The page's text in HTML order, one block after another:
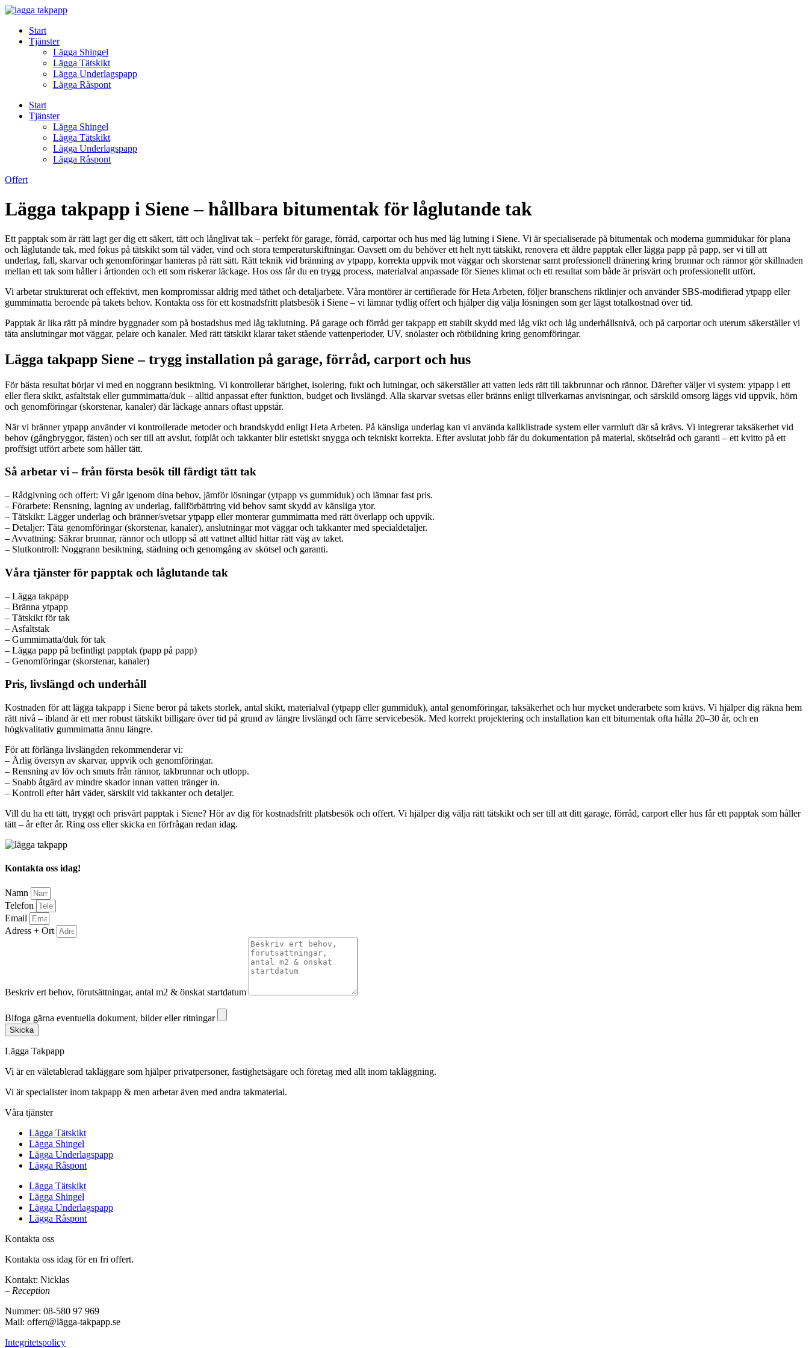
Skip
contentStart
Tjänster
Lägga Shingel
Lägga Tätskikt
Lägga Underlagspapp
Lägga Råspont
Start
Tjänster
Lägga Shingel
Lägga Tätskikt
Lägga Underlagspapp
Lägga Råspont
Offert
Lägga takpapp i Siene – hållbara bitumentak för låglutande tak
Ett papptak som är rätt lagt ger dig ett säkert, tätt och långlivat tak – perfekt för garage, förråd, carportar och hus med låg lutning i Siene. Vi är specialiserade på bitumentak och moderna gummidukar för plana
och låglutande tak, med fokus på tätskikt som tål väder, vind och stora temperaturskiftningar. Oavsett om du behöver ett helt nytt tätskikt, renovera ett äldre papptak eller lägga papp på papp, ser vi till att
underlag, fall, skarvar och genomföringar hanteras på rätt sätt. Rätt teknik vid bränning av ytpapp, korrekta uppvik mot väggar och skorstenar samt professionell dränering kring brunnar och rännor gör skillnaden
mellan ett tak som håller i årtionden och ett som riskerar läckage. Hos oss får du en trygg process, materialval anpassade för Sienes klimat och ett resultat som både är prisvärt och professionellt utfört.
Vi arbetar strukturerat och effektivt, men kompromissar aldrig med täthet och detaljarbete. Våra montörer är certifierade för Heta Arbeten, följer branschens riktlinjer och använder SBS-modifierad ytpapp eller
gummimatta beroende på takets behov. Kontakta oss för ett kostnadsfritt platsbesök i Siene – vi lämnar tydlig offert och hjälper dig välja lösningen som ger lägst totalkostnad över tid.
Papptak är lika rätt på mindre byggnader som på bostadshus med låg taklutning. På garage och förråd ger takpapp ett stabilt skydd med låg vikt och låg underhållsnivå, och på carportar och uterum säkerställer vi
täta anslutningar mot väggar, pelare och kanaler. Med rätt tätskikt klarar taket stående vattenperioder, UV, snölaster och rötbildning kring genomföringar.
Lägga takpapp Siene – trygg installation på garage, förråd, carport och hus
För bästa resultat börjar vi med en noggrann besiktning. Vi kontrollerar bärighet, isolering, fukt och lutningar, och säkerställer att vatten leds rätt till takbrunnar och rännor. Därefter väljer vi system: ytpapp i ett
eller flera skikt, asfaltstak eller gummimatta/duk – alltid anpassat efter funktion, budget och livslängd. Alla skarvar svetsas eller bränns enligt tillverkarnas anvisningar, och särskild omsorg läggs vid uppvik, hörn
och genomföringar (skorstenar, kanaler) där läckage annars oftast uppstår.
När vi bränner ytpapp använder vi kontrollerade metoder och brandskydd enligt Heta Arbeten. På känsliga underlag kan vi använda kallklistrade system eller varmluft där så krävs. Vi integrerar taksäkerhet vid
behov (gångbryggor, fästen) och ser till att avslut, fotplåt och takkanter blir estetiskt snygga och tekniskt korrekta. Efter avslutat jobb får du dokumentation på material, skötselråd och garanti – ett kvitto på ett
proffsigt utfört arbete som håller tätt.
Så arbetar vi – från första besök till färdigt tätt tak
– Rådgivning och offert: Vi går igenom dina behov, jämför lösningar (ytpapp vs gummiduk) och lämnar fast pris.
– Förarbete: Rensning, lagning av underlag, fallförbättring vid behov samt skydd av känsliga ytor.
– Tätskikt: Lägger underlag och bränner/svetsar ytpapp eller monterar gummimatta med rätt överlapp och uppvik.
– Detaljer: Täta genomföringar (skorstenar, kanaler), anslutningar mot väggar och takkanter med specialdetaljer.
– Avvattning: Säkrar brunnar, rännor och utlopp så att vattnet alltid hittar rätt väg av taket.
– Slutkontroll: Noggrann besiktning, städning och genomgång av skötsel och garanti.
Våra tjänster för papptak och låglutande tak
– Lägga takpapp
– Bränna ytpapp
– Tätskikt för tak
– Asfaltstak
– Gummimatta/duk för tak
– Lägga papp på befintligt papptak (papp på papp)
– Genomföringar (skorstenar, kanaler)
Pris, livslängd och underhåll
Kostnaden för att lägga takpapp i Siene beror på takets storlek, antal skikt, materialval (ytpapp eller gummiduk), antal genomföringar, taksäkerhet och hur mycket underarbete som krävs. Vi hjälper dig räkna hem
rätt nivå – ibland är ett mer robust tätskikt billigare över tid på grund av längre livslängd och färre servicebesök. Med korrekt projektering och installation kan ett bitumentak ofta hålla 20–30 år, och en
högkvalitativ gummimatta ännu längre.
För att förlänga livslängden rekommenderar vi:
– Årlig översyn av skarvar, uppvik och genomföringar.
– Rensning av löv och smuts från rännor, takbrunnar och utlopp.
– Snabb åtgärd av mindre skador innan vatten tränger in.
– Kontroll efter hårt väder, särskilt vid takkanter och detaljer.
Vill du ha ett tätt, tryggt och prisvärt papptak i Siene? Hör av dig för kostnadsfritt platsbesök och offert. Vi hjälper dig välja rätt tätskikt och ser till att ditt garage, förråd, carport eller hus får ett papptak som håller
tätt – år efter år. Ring oss eller skicka en förfrågan redan idag.
Kontakta oss idag!
Namn
Telefon
Email
Adress + Ort
Beskriv ert behov, förutsättningar, antal m2 & önskat startdatum
Bifoga gärna eventuella dokument, bilder eller ritningar
Skicka
Lägga Takpapp
Vi är en väletablerad takläggare som hjälper privatpersoner, fastighetsägare och företag med allt inom takläggning.
Vi är specialister inom takpapp & men arbetar även med andra takmaterial.
Våra tjänster
Lägga Tätskikt
Lägga Shingel
Lägga Underlagspapp
Lägga Råspont
Lägga Tätskikt
Lägga Shingel
Lägga Underlagspapp
Lägga Råspont
Kontakta oss
Kontakta oss idag för en fri offert.
Kontakt: Nicklas
– Reception
Nummer: 08-580 97 969
Mail: offert@lägga-takpapp.se
Integritetspolicy